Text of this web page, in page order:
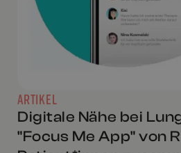
ARTIKEL
Digitale Nähe bei
"Focus Me App" von